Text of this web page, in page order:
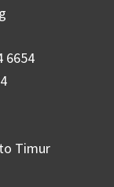
6654
Timur